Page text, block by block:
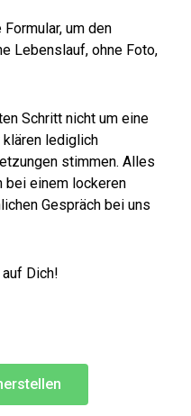
um den
Lebenslauf, ohne Foto,
Schritt nicht um eine
lediglich
stimmen. Alles
bei einem lockeren
Gespräch bei uns
Dich!